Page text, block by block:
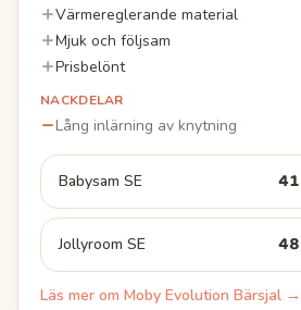
Värmereglerande material
Mjuk och följsam
Prisbelönt
NACKDELAR
Lång inlärning av knytning
Babysam SE
Jollyroom SE
Läs mer om Moby Evolution Bärsjal →